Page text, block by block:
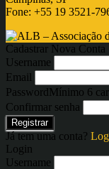
Fone: +55 19 3521-
Cadastrar Nova Conta
Username
Email
PasswordMínimo 6
Confirmar senha
Registrar
Já tem uma conta?
Login
Username